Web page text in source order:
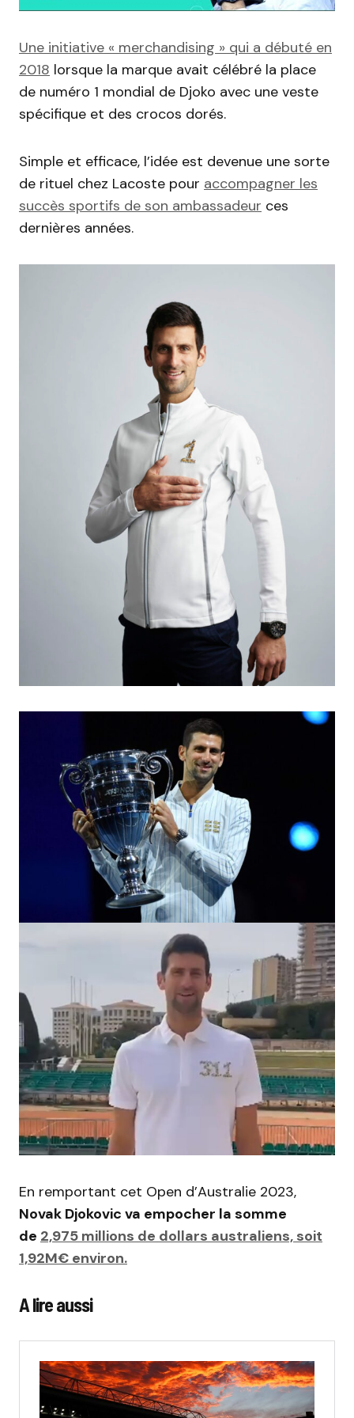
Une initiative « merchandising » qui a débuté en
2018 lorsque la marque avait célébré la place
de numéro 1 mondial de Djoko avec une veste
spécifique et des crocos dorés.
Simple et efficace, l’idée est devenue une sorte
de rituel chez Lacoste pour accompagner les
succès sportifs de son ambassadeur ces
dernières années.
En remportant cet Open d’Australie 2023,
Novak Djokovic va empocher la somme
de 2,975 millions de dollars australiens, soit
1,92M€ environ.
A lire aussi